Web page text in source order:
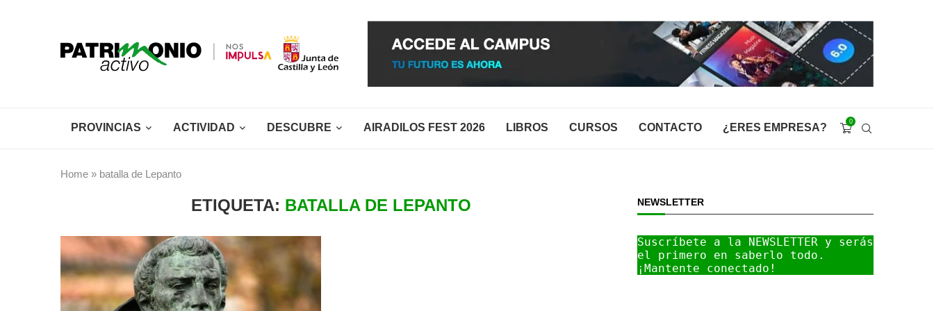
PROVINCIAS ACTIVIDAD DESCUBRE AIRADILOS FEST 2026 LIBROS CURSOS CONTACTO ¿ERES EMPRESA? 0
Home » batalla de Lepanto
ETIQUETA: BATALLA DE LEPANTO NEWSLETTER
Suscríbete a la NEWSLETTER y serás
el primero en saberlo todo.
¡Mantente conectado!